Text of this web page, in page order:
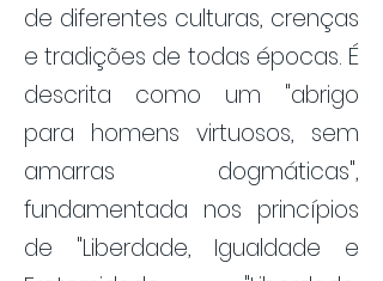
de diferentes culturas, crenças
e tradições de todas épocas. É
descrita como um "abrigo
para homens virtuosos, sem
amarras dogmáticas",
fundamentada nos princípios
de "Liberdade, Igualdade e